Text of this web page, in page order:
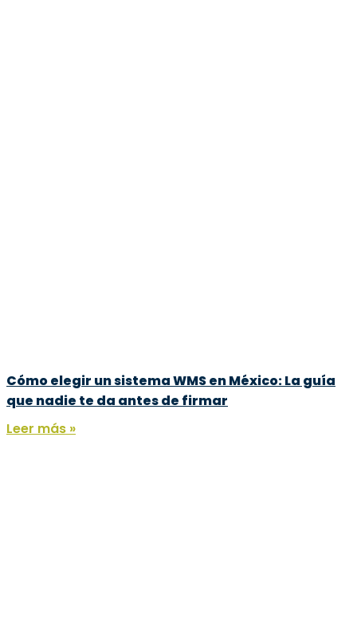
Cómo elegir un sistema WMS en México: La guía
que nadie te da antes de firmar
Leer más »